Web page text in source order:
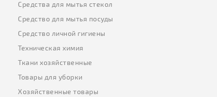
Средства для мытья стекол
Средство для мытья посуды
Средство личной гигиены
Техническая химия
Ткани хозяйственные
Товары для уборки
Хозяйственные товары